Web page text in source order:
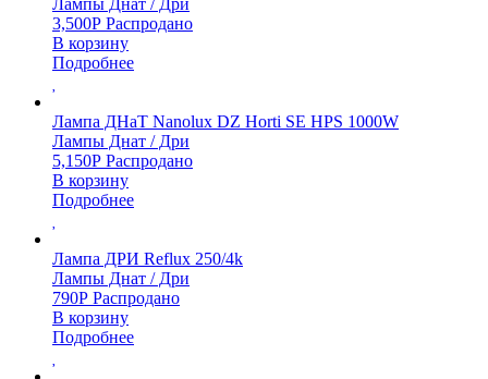
Лампы Днат / Дри
3,500Р Распродано
В корзину
Подробнее
Лампа ДНаТ Nanolux DZ Horti SE HPS 1000W
Лампы Днат / Дри
5,150Р Распродано
В корзину
Подробнее
Лампа ДРИ Reflux 250/4k
Лампы Днат / Дри
790Р Распродано
В корзину
Подробнее